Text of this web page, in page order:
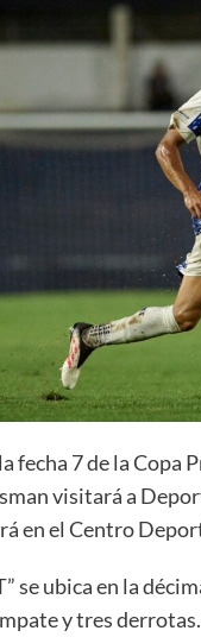
fecha 7 de la
visitará a
en el Centro
se ubica en la
y tres